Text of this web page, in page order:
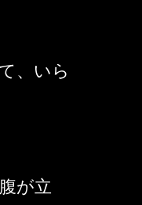
、いら
が立